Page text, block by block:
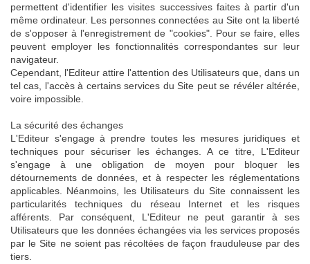
permettent d'identifier les visites successives faites à partir d'un
même ordinateur. Les personnes connectées au Site ont la liberté
de s'opposer à l'enregistrement de "cookies". Pour se faire, elles
peuvent employer les fonctionnalités correspondantes sur leur
navigateur.
Cependant, l'Editeur attire l'attention des Utilisateurs que, dans un
tel cas, l'accès à certains services du Site peut se révéler altérée,
voire impossible.
La sécurité des échanges
L'Editeur s'engage à prendre toutes les mesures juridiques et
techniques pour sécuriser les échanges. A ce titre, L'Editeur
s'engage à une obligation de moyen pour bloquer les
détournements de données, et à respecter les réglementations
applicables. Néanmoins, les Utilisateurs du Site connaissent les
particularités techniques du réseau Internet et les risques
afférents. Par conséquent, L'Editeur ne peut garantir à ses
Utilisateurs que les données échangées via les services proposés
par le Site ne soient pas récoltées de façon frauduleuse par des
tiers.